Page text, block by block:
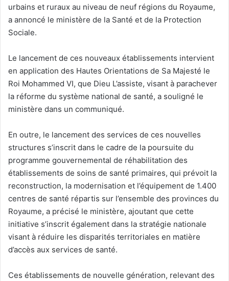
urbains et ruraux au niveau de neuf régions du Royaume,
a annoncé le ministère de la Santé et de la Protection
Sociale.
Le lancement de ces nouveaux établissements intervient
en application des Hautes Orientations de Sa Majesté le
Roi Mohammed VI, que Dieu L’assiste, visant à parachever
la réforme du système national de santé, a souligné le
ministère dans un communiqué.
En outre, le lancement des services de ces nouvelles
structures s’inscrit dans le cadre de la poursuite du
programme gouvernemental de réhabilitation des
établissements de soins de santé primaires, qui prévoit la
reconstruction, la modernisation et l’équipement de 1.400
centres de santé répartis sur l’ensemble des provinces du
Royaume, a précisé le ministère, ajoutant que cette
initiative s’inscrit également dans la stratégie nationale
visant à réduire les disparités territoriales en matière
d’accès aux services de santé.
Ces établissements de nouvelle génération, relevant des